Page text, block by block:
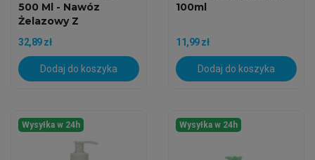
500 Ml - Nawóz
Żelazowy Z
Mikroelementami
32,89 zł
Dodaj do koszyka
100ml
11,99 zł
Dodaj do koszyka
Wysyłka w 24h Wysyłka w 24h